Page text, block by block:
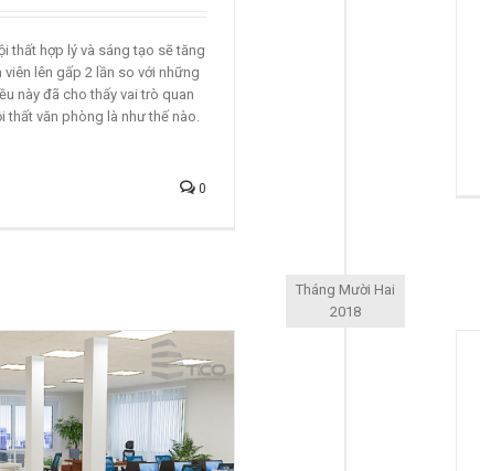
thất hợp lý và sáng tạo sẽ tăng
lên gấp 2 lần so với những
này đã cho thấy vai trò quan
thất văn phòng là như thế nào.
0
Tháng Mười Hai
2018